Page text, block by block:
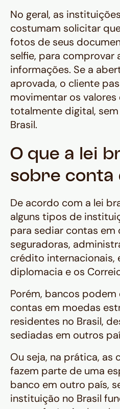
No geral, as
costumam solicitar
fotos de seus
selfie, para comprovar
informações. Se a
aprovada, o cliente
movimentar os
totalmente digital,
Brasil.
O que a lei
sobre conta
De acordo com a lei
alguns tipos de
para sediar contas em
seguradoras,
crédito internacionais,
diplomacia e os
Porém, bancos
contas em moedas
residentes no Brasil,
sediadas em outros
Ou seja, na prática, as
fazem parte de uma
banco em outro país,
instituição no Brasil